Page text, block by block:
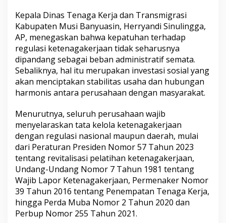
t
u
n
g
a
n
K
o
o
r
a
s
i
:
P
T
U
C
J
Kepala Dinas Tenaga Kerja dan Transmigrasi
Kabupaten Musi Banyuasin, Herryandi Sinulingga,
AP, menegaskan bahwa kepatuhan terhadap
regulasi ketenagakerjaan tidak seharusnya
dipandang sebagai beban administratif semata.
Sebaliknya, hal itu merupakan investasi sosial yang
akan menciptakan stabilitas usaha dan hubungan
harmonis antara perusahaan dengan masyarakat.
Menurutnya, seluruh perusahaan wajib
menyelaraskan tata kelola ketenagakerjaan
dengan regulasi nasional maupun daerah, mulai
dari Peraturan Presiden Nomor 57 Tahun 2023
tentang revitalisasi pelatihan ketenagakerjaan,
Undang-Undang Nomor 7 Tahun 1981 tentang
Wajib Lapor Ketenagakerjaan, Permenaker Nomor
39 Tahun 2016 tentang Penempatan Tenaga Kerja,
hingga Perda Muba Nomor 2 Tahun 2020 dan
Perbup Nomor 255 Tahun 2021.